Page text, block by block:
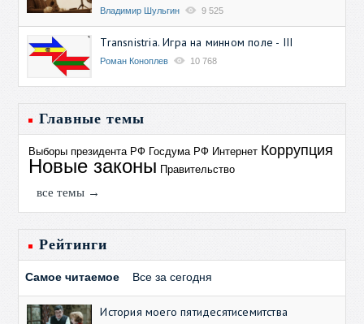
Владимир Шульгин 9 525
Transnistria. Игра на минном поле - III
Роман Коноплев 10 768
Главные темы
Выборы президента РФ Госдума РФ Интернет Коррупция
Новые законы Правительство
все темы →
Рейтинги
Самое читаемое Все за сегодня
История моего пятидесятисемитства